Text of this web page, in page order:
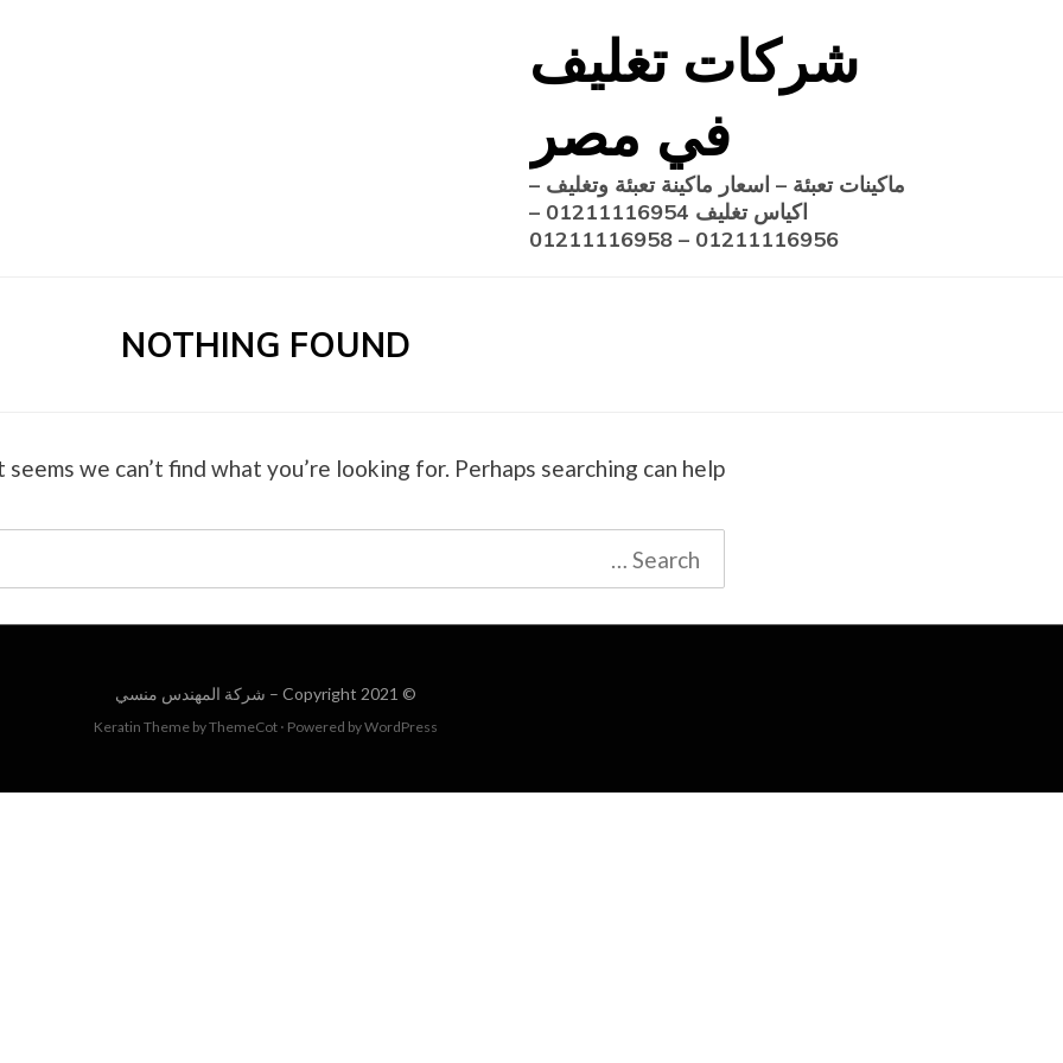
شركات تغليف
في مصر
ماكينات تعبئة – اسعار ماكينة تعبئة وتغليف –
اكياس تغليف 01211116954 –
01211116956 – 01211116958
NOTHING FOUND
seems we can’t find what you’re looking for. Perhaps searching can help.
Search
for:
© Copyright 2021 – شركة المهندس منسي
Keratin Theme byThemeCot ⋅ Powered byWordPress